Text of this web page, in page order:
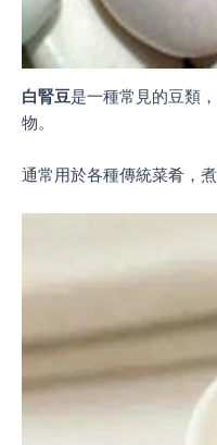
白腎豆是一種常見的豆類
物。
通常用於各種傳統菜肴，煮